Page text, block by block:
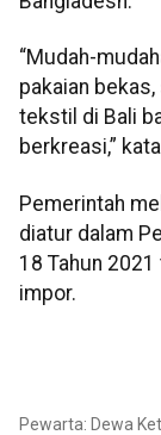
“Mudah-
pakaian
tekstil di Bali
berkreasi,”
Pemerintah
diatur dalam
18 Tahun
impor.
Pewarta: Dewa